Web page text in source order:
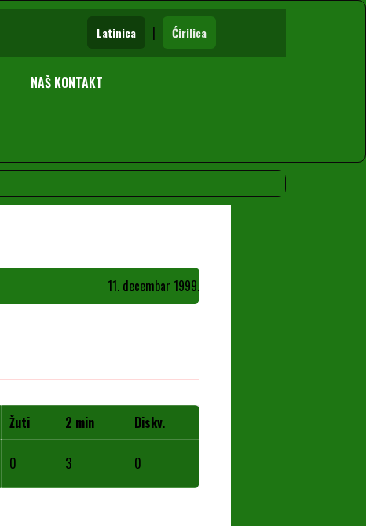
Latinica | Ćirilica
NAŠ KONTAKT
11. decembar 1999.
Žuti 2 min Diskv.
0 3 0